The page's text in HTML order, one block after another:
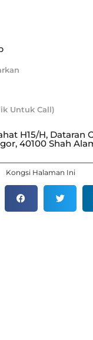
Untuk Call)
H15/H, Dataran
40100 Shah
Kongsi Halaman Ini